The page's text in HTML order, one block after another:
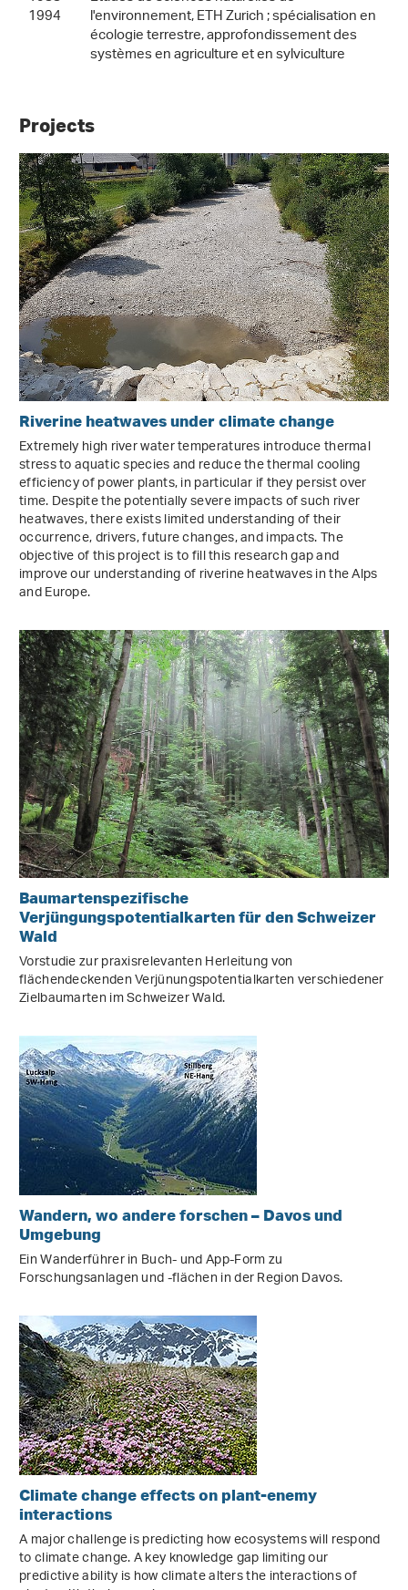
1994 l'environnement, ETH Zurich ; spécialisation en
écologie terrestre, approfondissement des
systèmes en agriculture et en sylviculture
Projects
Riverine heatwaves under climate change
Extremely high river water temperatures introduce thermal
stress to aquatic species and reduce the thermal cooling
efficiency of power plants, in particular if they persist over
time. Despite the potentially severe impacts of such river
heatwaves, there exists limited understanding of their
occurrence, drivers, future changes, and impacts. The
objective of this project is to fill this research gap and
improve our understanding of riverine heatwaves in the Alps
and Europe.
Baumartenspezifische
Verjüngungspotentialkarten für den Schweizer
Wald
Vorstudie zur praxisrelevanten Herleitung von
flächendeckenden Verjünungspotentialkarten verschiedener
Zielbaumarten im Schweizer Wald.
Wandern, wo andere forschen – Davos und
Umgebung
Ein Wanderführer in Buch- und App-Form zu
Forschungsanlagen und -flächen in der Region Davos.
Climate change effects on plant-enemy
interactions
A major challenge is predicting how ecosystems will respond
to climate change. A key knowledge gap limiting our
predictive ability is how climate alters the interactions of